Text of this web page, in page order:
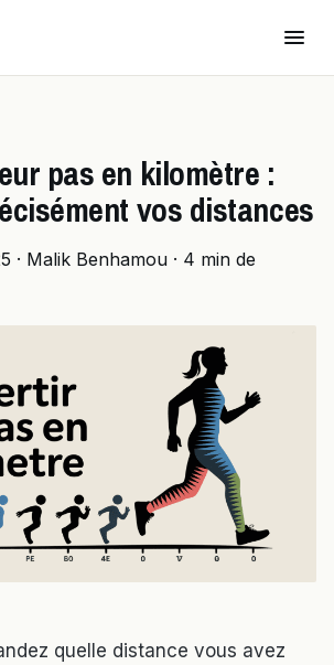
pas en kilomètre :
vos distances
· Malik Benhamou · 4 min de
quelle distance vous avez